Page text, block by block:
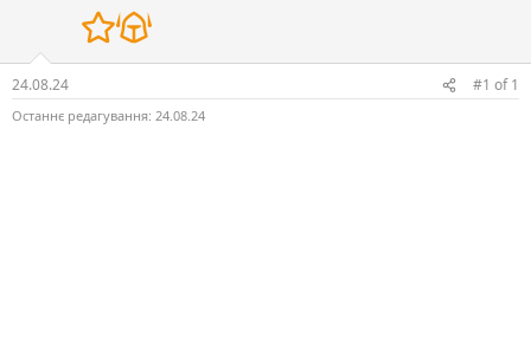
я
24.08.24 #1 of1
Останнє редагування: 24.08.24